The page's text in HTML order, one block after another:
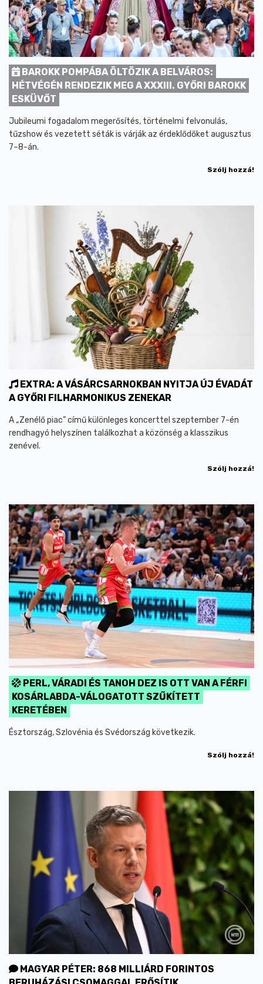
BAROKK POMPÁBA ÖLTÖZIK A BELVÁROS:
HÉTVÉGÉN RENDEZIK MEG A XXXIII. GYŐRI BAROKK
ESKÜVŐT
Jubileumi fogadalom megerősítés, történelmi felvonulás,
tűzshow és vezetett séták is várják az érdeklődőket augusztus
7–8-án.
Szólj hozzá!
EXTRA: A VÁSÁRCSARNOKBAN NYITJA ÚJ ÉVADÁT
A GYŐRI FILHARMONIKUS ZENEKAR
A „Zenélő piac” című különleges koncerttel szeptember 7-én
rendhagyó helyszínen találkozhat a közönség a klasszikus
zenével.
Szólj hozzá!
PERL, VÁRADI ÉS TANOH DEZ IS OTT VAN A FÉRFI
KOSÁRLABDA-VÁLOGATOTT SZŰKÍTETT
KERETÉBEN
Észtország, Szlovénia és Svédország következik.
Szólj hozzá!
MAGYAR PÉTER: 868 MILLIÁRD FORINTOS